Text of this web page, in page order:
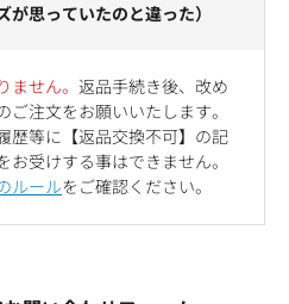
が思っていたのと違った）
せん。 返品手続き後、改め
ご注文をお願いいたします。
歴等に【返品交換不可】の記
お受けする事はできません。
ルールをご確認ください。